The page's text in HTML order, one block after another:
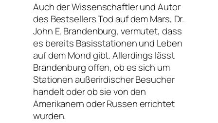
Auch der Wissenschaftler und Autor
des Bestsellers Tod auf dem Mars, Dr.
John E. Brandenburg, vermutet, dass
es bereits Basisstationen und Leben
auf dem Mond gibt. Allerdings lässt
Brandenburg offen, ob es sich um
Stationen außerirdischer Besucher
handelt oder ob sie von den
Amerikanern oder Russen errichtet
wurden.